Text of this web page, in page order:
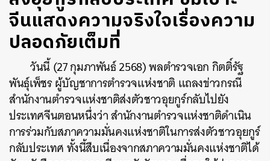
จีนแสดงความจริงใจเรื่องความ
ปลอดภัยเต็มที่
วันนี้ (27 กุมภาพันธ์ 2568) พลตำรวจเอก กิตติ์รัฐ
พันธุ์เพ็ชร ผู้บัญชาการตำรวจแห่งชาติ แถลงข่าวกรณี
สำนักงานตำรวจแห่งชาติส่งตัวชาวอุยกูร์กลับไปยัง
ประเทศจีนตอนหนึ่งว่า สำนักงานตำรวจแห่งชาติดำเนิน
การร่วมกับสภาความมั่นคงแห่งชาติในการส่งตัวชาวอุยกูร์
กลับประเทศ ทั้งนี้สืบเนื่องจากสภาความมั่นคงแห่งชาติได้